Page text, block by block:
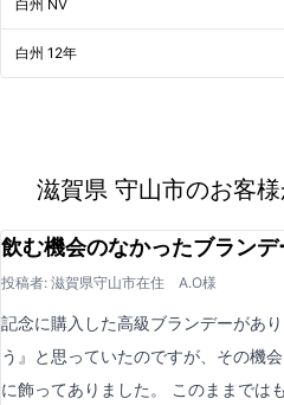
白州 NV
白州 12年
滋賀県 守山市のお客
飲む機会のなかったブランデ
投稿者: 滋賀県守山市在住 A.O様
記念に購入した高級ブランデーがあ
う』と思っていたのですが、その機
に飾ってありました。 このままでは